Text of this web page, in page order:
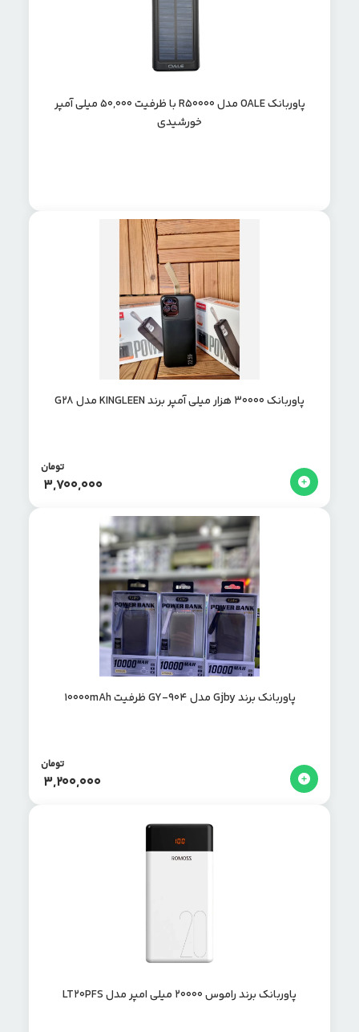
پاوربانک OALE مدل R50000 با ظرفیت 50,000 میلی آمپر
خورشیدی
پاوربانک 30000 هزار میلی آمپر برند KINGLEEN مدل G28
3,700,000
تومان
پاوربانک برند Gjby مدل GY-904 ظرفیت 10000mAh
3,200,000
تومان
پاوربانک برند راموس 20000 میلی امپر مدل LT20PFS